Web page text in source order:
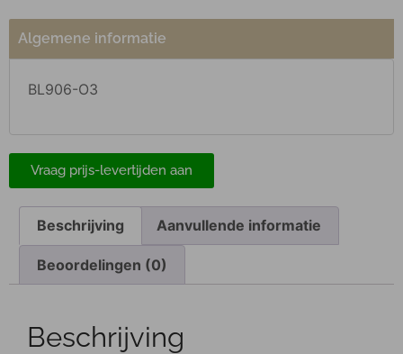
Algemene informatie
BL906-O3
Vraag prijs-levertijden aan
Beschrijving Aanvullende informatie
Beoordelingen (0)
Beschrijving